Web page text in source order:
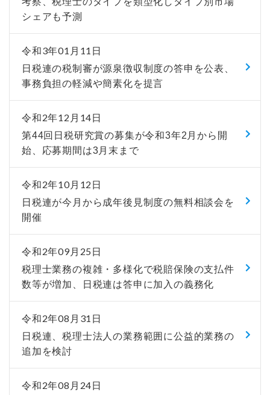
シェアも予測
令和3年01月11日
日税連の税制審が源泉徴収制度の答申を公表、
事務負担の軽減や簡素化を提言
令和2年12月14日
第44回日税研究賞の募集が令和3年2月から開
始、応募期間は3月末まで
令和2年10月12日
日税連が今月から成年後見制度の無料相談会を
開催
令和2年09月25日
税理士業務の複雑・多様化で税賠保険の支払件
数等が増加、日税連は答申に加入の義務化
令和2年08月31日
日税連、税理士法人の業務範囲に公益的業務の
追加を検討
令和2年08月24日